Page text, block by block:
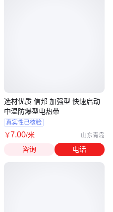
选材优质 信邦 加强型 快速启动
中温防爆型电热带
真实性已核验
￥7.00/米 山东青岛
咨询 电话